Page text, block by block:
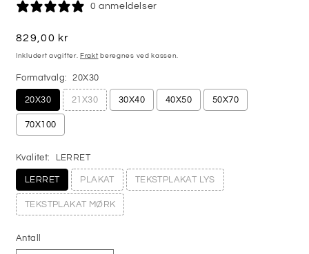
0 anmeldelser
Vanlig
pris
829,00 kr
Inkludert avgifter. Frakt beregnes ved kassen.
Formatvalg: 20X30
20X30 21X30 30X40 40X50 50X70
70X100
Kvalitet: LERRET
LERRET PLAKAT TEKSTPLAKAT LYS
TEKSTPLAKAT MØRK
Antall
Antall